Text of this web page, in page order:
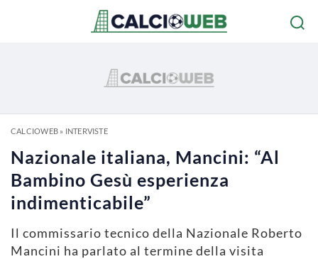
CALCIOWEB» INTERVISTE
Nazionale italiana, Mancini: “Al
Bambino Gesù esperienza
indimenticabile”
Il commissario tecnico della Nazionale Roberto
Mancini ha parlato al termine della visita